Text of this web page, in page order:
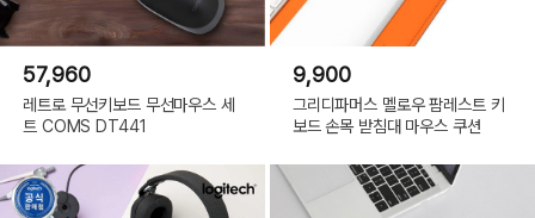
57,960
레트로 무선키보드 무선마우스 세
트 COMS DT441
9,900
그리디파머스 멜로우 팜레스트 키
보드 손목 받침대 마우스 쿠션